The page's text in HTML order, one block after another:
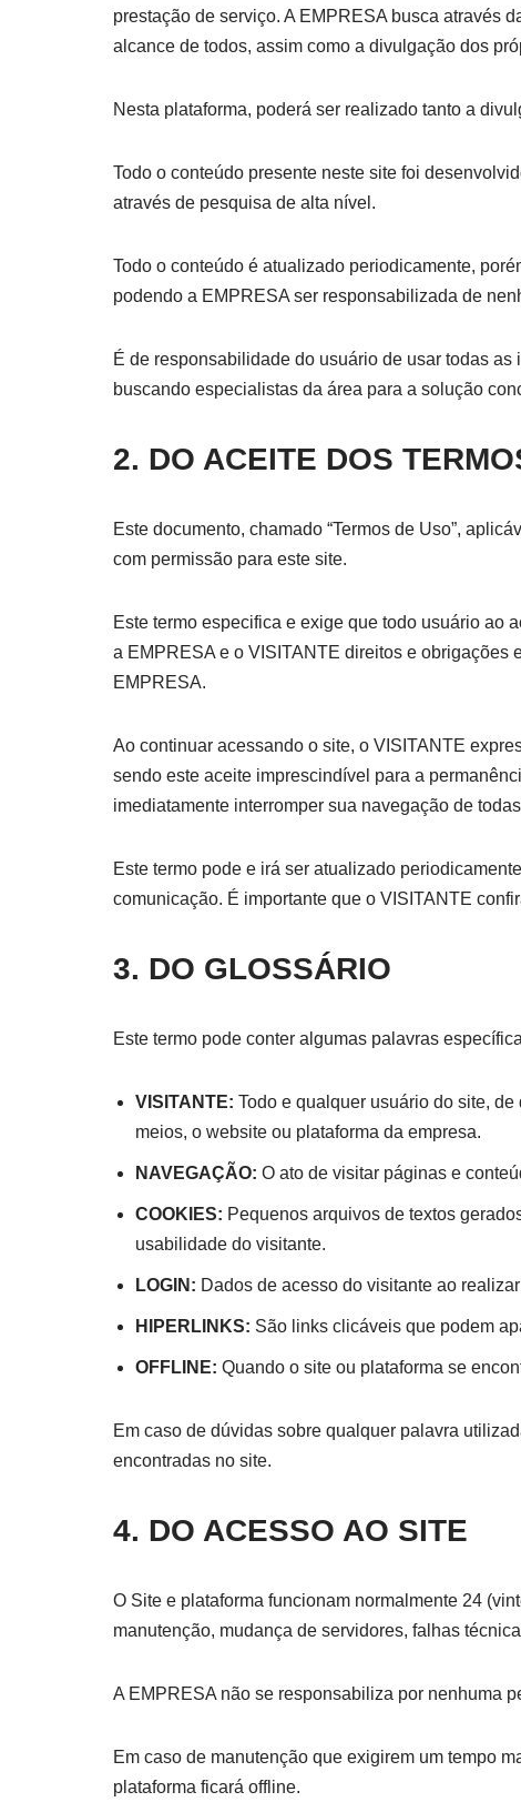
prestação de serviço. A EMPRESA busca através
alcance de todos, assim como a divulgação dos
Nesta plataforma, poderá ser realizado tanto a
Todo o conteúdo presente neste site foi
através de pesquisa de alta nível.
Todo o conteúdo é atualizado periodicamente,
podendo a EMPRESA ser responsabilizada de
É de responsabilidade do usuário de usar todas
buscando especialistas da área para a solução
2. DO ACEITE DOS
Este documento, chamado “Termos de Uso”,
com permissão para este site.
Este termo especifica e exige que todo usuário ao
a EMPRESA e o VISITANTE direitos e obrigações
EMPRESA.
Ao continuar acessando o site, o VISITANTE
sendo este aceite imprescindível para a
imediatamente interromper sua navegação de
Este termo pode e irá ser atualizado
comunicação. É importante que o VISITANTE
3. DO GLOSSÁRIO
Este termo pode conter algumas palavras
VISITANTE: Todo e qualquer usuário do site,
meios, o website ou plataforma da empresa.
NAVEGAÇÃO: O ato de visitar páginas e
COOKIES: Pequenos arquivos de textos
usabilidade do visitante.
LOGIN: Dados de acesso do visitante ao
HIPERLINKS: São links clicáveis que podem
OFFLINE: Quando o site ou plataforma se
Em caso de dúvidas sobre qualquer palavra
encontradas no site.
4. DO ACESSO AO SITE
O Site e plataforma funcionam normalmente 24
manutenção, mudança de servidores, falhas
A EMPRESA não se responsabiliza por nenhuma
Em caso de manutenção que exigirem um tempo
plataforma ficará offline.